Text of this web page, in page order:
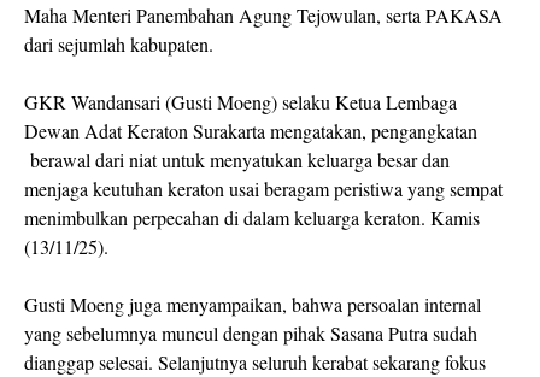
Maha Menteri Panembahan Agung Tejowulan, serta PAKASA
dari sejumlah kabupaten.
GKR Wandansari (Gusti Moeng) selaku Ketua Lembaga
Dewan Adat Keraton Surakarta mengatakan, pengangkatan
berawal dari niat untuk menyatukan keluarga besar dan
menjaga keutuhan keraton usai beragam peristiwa yang sempat
menimbulkan perpecahan di dalam keluarga keraton. Kamis
(13/11/25).
Gusti Moeng juga menyampaikan, bahwa persoalan internal
yang sebelumnya muncul dengan pihak Sasana Putra sudah
dianggap selesai. Selanjutnya seluruh kerabat sekarang fokus